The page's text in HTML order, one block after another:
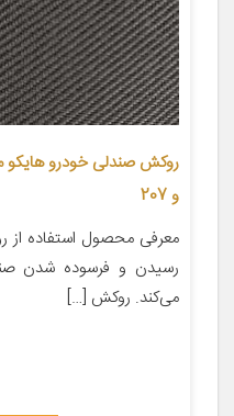
و 207
معرفی محصول استفاده
رسیدن و فرسوده شدن
می‌کند. روکش […]